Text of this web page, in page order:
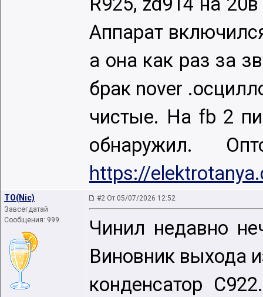
Аппарат
а она как раз за
брак nover
чистые. На fb 2
обнаружил.
https://
TO(Nic)
Завсегдатай
Сообщения: 999
#2 От 05/07/2026 12:52
Чинил недавно
Виновник выхода
конденсатор